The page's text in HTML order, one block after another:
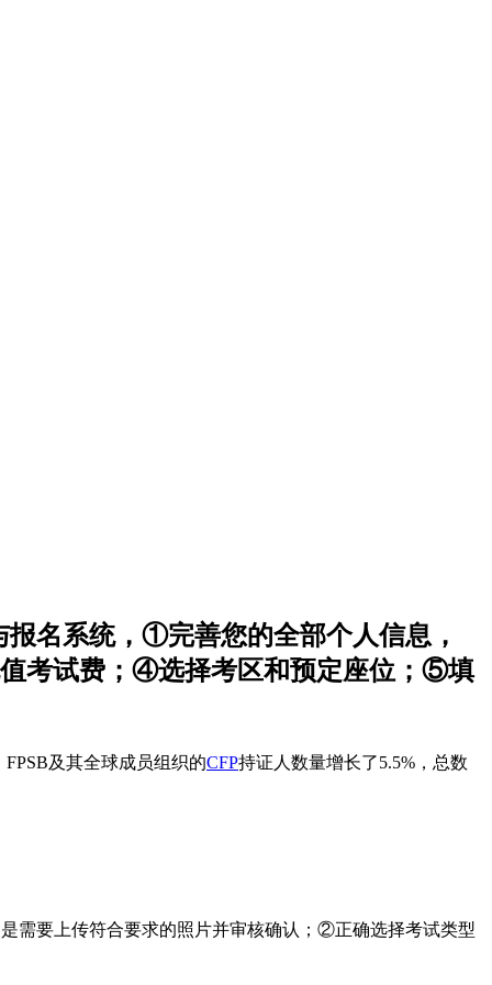
名系统，①完善您的全部个人信息，
考试费；④选择考区和预定座位；⑤填
及其全球成员组织的CFP持证人数量增长了5.5%，总数
需要上传符合要求的照片并审核确认；②正确选择考试类型